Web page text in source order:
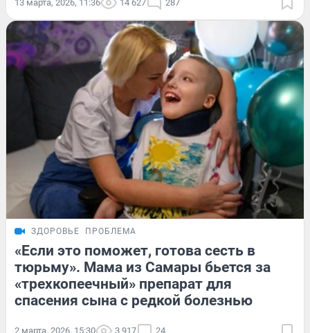
13 марта, 2026, 11:36 14 627 287
ЗДОРОВЬЕ ПРОБЛЕМА
«Если это поможет, готова сесть в
тюрьму». Мама из Самары бьется за
«трехкопеечный» препарат для
спасения сына с редкой болезнью
2 марта, 2026, 15:30 3 917 24